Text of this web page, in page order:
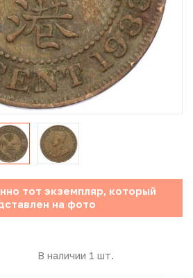
России (с 1999 года)
монеты СССР и России
монет (Unusual)
монеты
тот экземпляр, который
на фото
В наличии 1 шт.